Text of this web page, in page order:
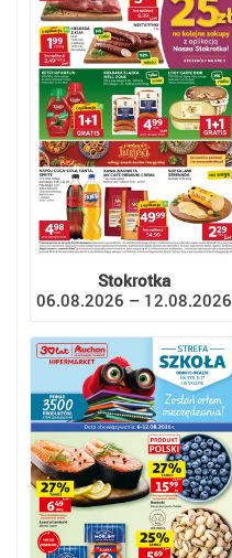
Stokrotka
06.08.2026 – 12.08.2026